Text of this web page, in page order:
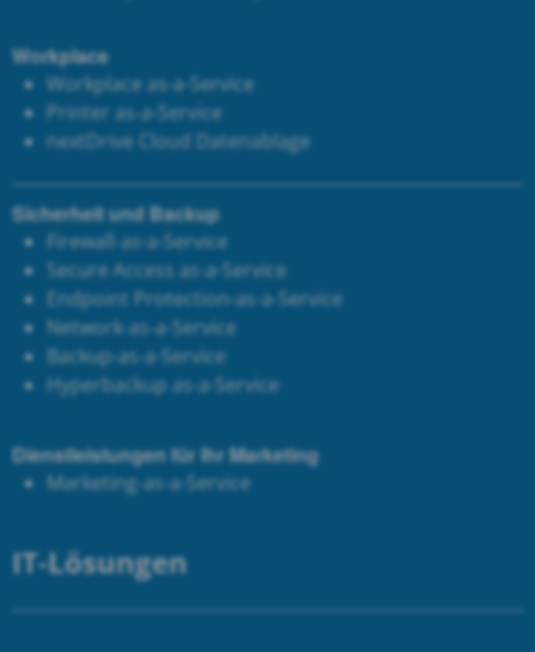
Workplace
Workplace as-a-Service
Printer as-a-Service
nextDrive Cloud Datenablage
Sicherheit und Backup
Firewall-as-a-Service
Secure Access as-a-Service
Endpoint Protection-as-a-Service
Network-as-a-Service
Backup-as-a-Service
Hyperbackup as-a-Service
Dienstleistungen für Ihr Marketing
Marketing-as-a-Service
IT-Lösungen